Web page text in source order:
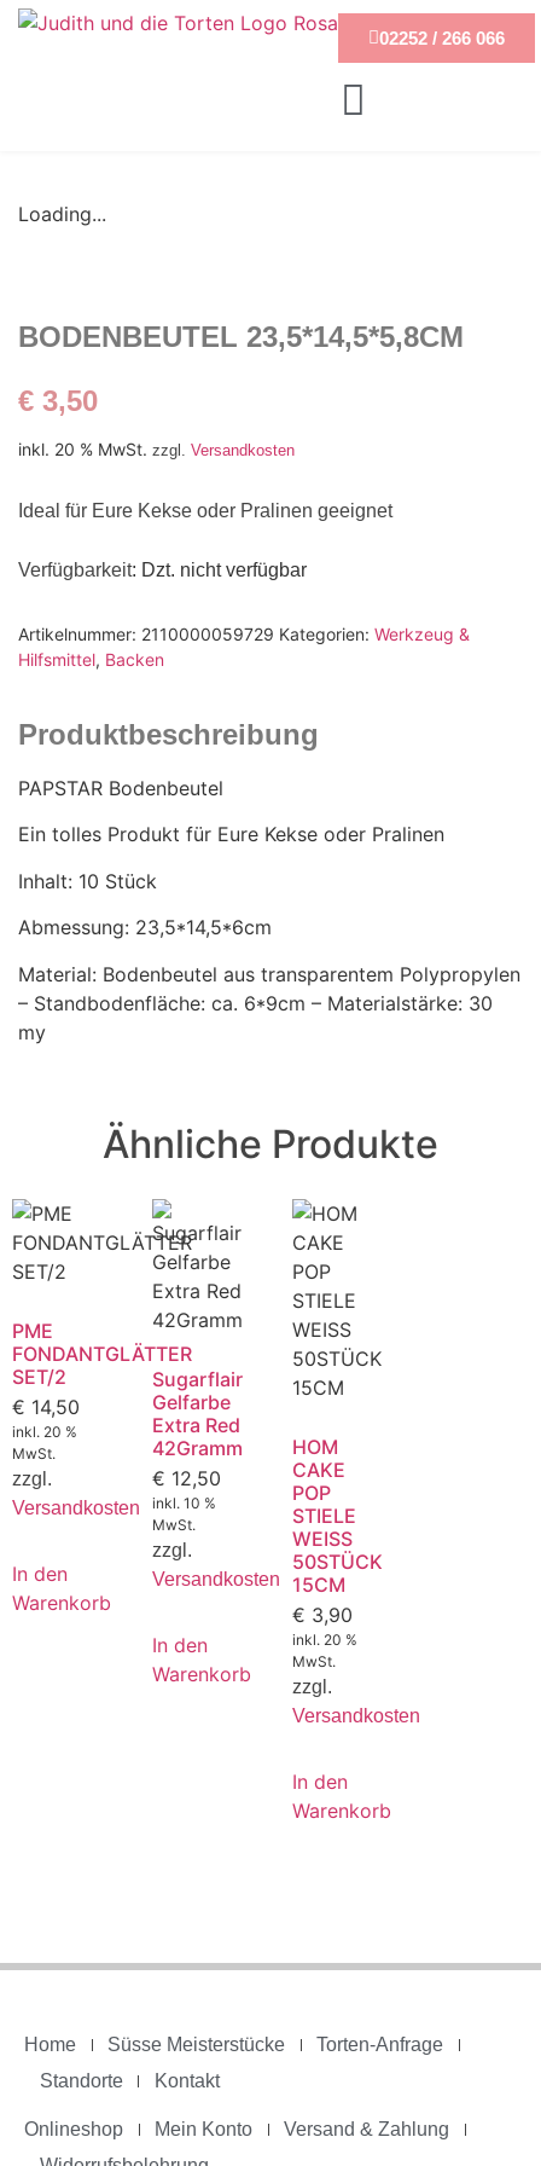
02252 / 266 066
Loading...
BODENBEUTEL 23,5*14,5*5,8CM
€ 3,50
inkl. 20 % MwSt. zzgl. Versandkosten
Ideal für Eure Kekse oder Pralinen geeignet
Verfügbarkeit: Dzt. nicht verfügbar
Artikelnummer: 2110000059729 Kategorien: Werkzeug &
Hilfsmittel, Backen
Produktbeschreibung
PAPSTAR Bodenbeutel
Ein tolles Produkt für Eure Kekse oder Pralinen
Inhalt: 10 Stück
Abmessung: 23,5*14,5*6cm
Material: Bodenbeutel aus transparentem Polypropylen
– Standbodenfläche: ca. 6*9cm – Materialstärke: 30
my
Ähnliche Produkte
PME
FONDANTGLÄTTER
SET/2
€ 14,50
inkl. 20 %
MwSt.
zzgl.
Versandkosten
In den
Warenkorb
Sugarflair
Gelfarbe
Extra Red
42Gramm
€ 12,50
inkl. 10 %
MwSt.
zzgl.
Versandkosten
In den
Warenkorb
HOM
CAKE
POP
STIELE
WEISS
50STÜCK
15CM
€ 3,90
inkl. 20 %
MwSt.
zzgl.
Versandkosten
In den
Warenkorb
Home Süsse Meisterstücke
Torten-Anfrage
Standorte
Kontakt
Onlineshop Mein Konto
Versand & Zahlung